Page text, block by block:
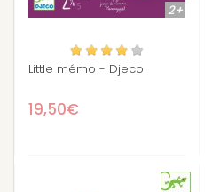
2+
Little mémo - Djeco
19,50€